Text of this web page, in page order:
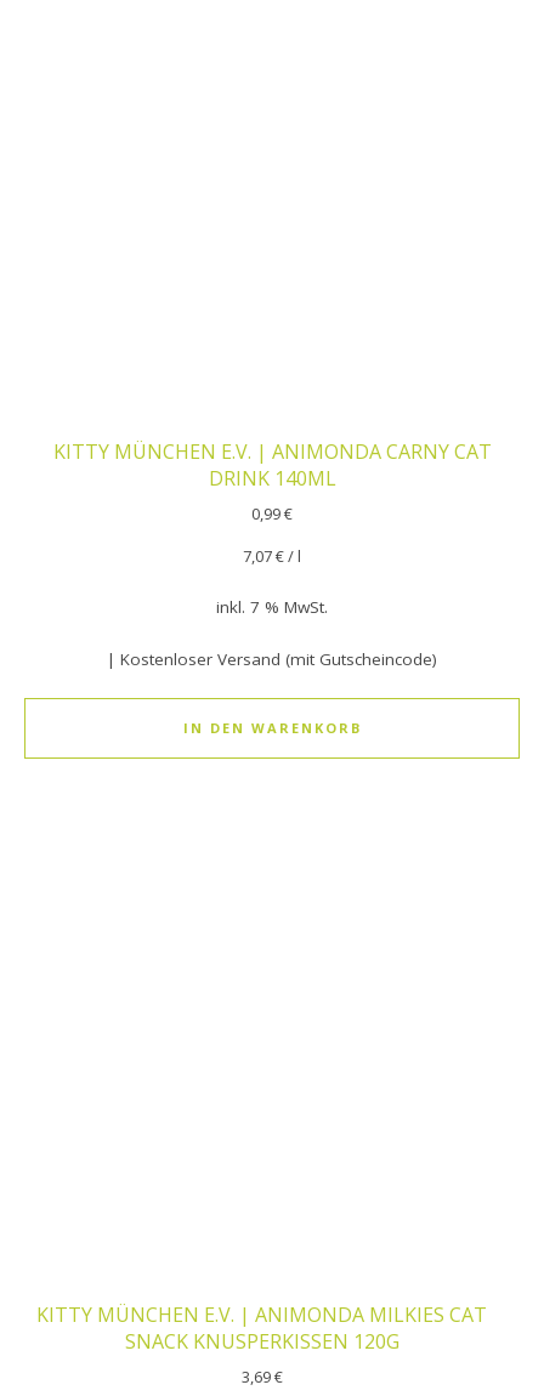
KITTY MÜNCHEN E.V. | ANIMONDA CARNY CAT
DRINK 140ML
0,99€
7,07€/l
inkl. 7 % MwSt.
| Kostenloser Versand (mit Gutscheincode)
IN DEN WARENKORB
KITTY MÜNCHEN E.V. | ANIMONDA MILKIES CAT
SNACK KNUSPERKISSEN 120G
3,69€